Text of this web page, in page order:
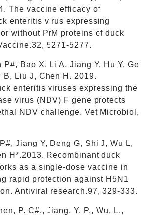
The vaccine efficacy of
enteritis virus expressing
without PrM proteins of duck
5271-5277.
P#, Bao X, Li A, Jiang Y, Hu Y, Ge
B, Liu J, Chen H. 2019.
enteritis viruses expressing the
virus (NDV) F gene protects
NDV challenge. Vet Microbiol,
Jiang Y, Deng G, Shi J, Wu L,
H*.2013. Recombinant duck
as a single-dose vaccine in
rapid protection against H5N1
Antiviral research.97, 329-333.
P. C#., Jiang, Y. P., Wu, L.,